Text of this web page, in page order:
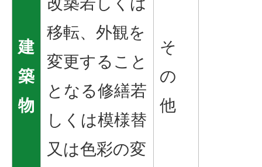
建
築
物
移転、外観を
変更すること
となる修繕若
しくは模様替
又は色彩の変
そ
の
他